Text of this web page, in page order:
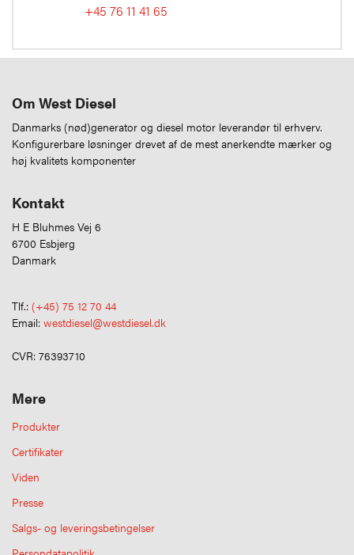
+45 76 11 41 65
Om West Diesel
Danmarks (nød)generator og diesel motor leverandør til erhverv.
Konfigurerbare løsninger drevet af de mest anerkendte mærker og
høj kvalitets komponenter
Kontakt
H E Bluhmes Vej 6
6700 Esbjerg
Danmark
Tlf.: (+45) 75 12 70 44
Email: westdiesel@westdiesel.dk
CVR: 76393710
Mere
Produkter
Certifikater
Viden
Presse
Salgs- og leveringsbetingelser